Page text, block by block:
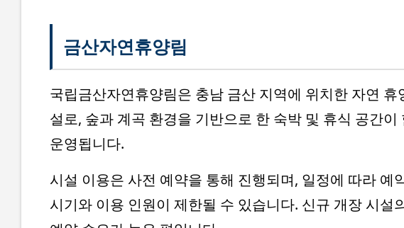
금산자연휴양림
국립금산자연휴양림은 충남 금산 지역에 위치한 자연 휴
설로, 숲과 계곡 환경을 기반으로 한 숙박 및 휴식 공간이
운영됩니다.
시설 이용은 사전 예약을 통해 진행되며, 일정에 따라 예
시기와 이용 인원이 제한될 수 있습니다. 신규 개장 시설